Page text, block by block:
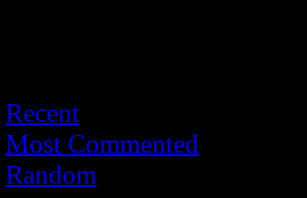
Recent
Most Commented
Random